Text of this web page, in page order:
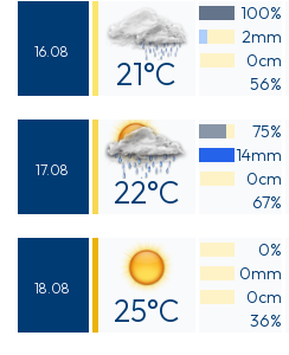
20°C
16.08
21°C
20°C
100%
2mm
0cm
56%
17.08
22°C
22°C
75%
14mm
0cm
67%
18.08
25°C
0%
0mm
0cm
36%